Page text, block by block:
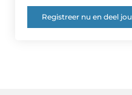
Registreer nu en deel